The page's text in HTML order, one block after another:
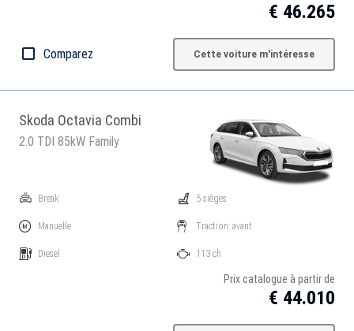
€ 46.265
Comparez Cette voiture m'intéresse
Skoda Octavia Combi
2.0 TDI 85kW Family
Break
Manuelle
Diesel
5 sièges
Traction: avant
113 ch
Prix catalogue à partir de
€ 44.010